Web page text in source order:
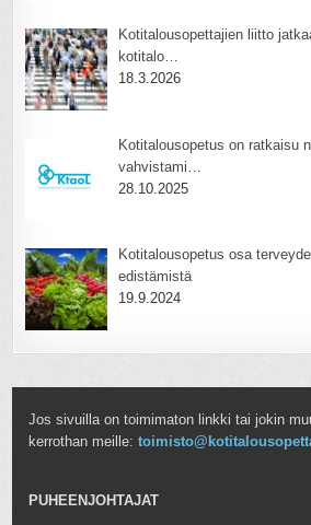
Kotitalousopettajien liitto
kotitalo…
18.3.2026
Kotitalousopetus on ratkaisu
vahvistami…
28.10.2025
Kotitalousopetus osa
edistämistä
19.9.2024
Jos sivuilla on toimimaton linkki tai jokin
kerrothan meille:
PUHEENJOHTAJAT